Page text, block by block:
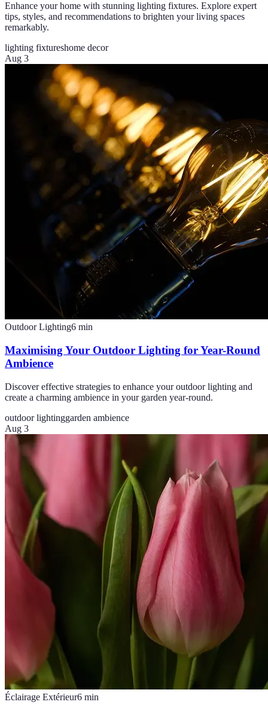
Enhance your home with stunning lighting fixtures. Explore expert
tips, styles, and recommendations to brighten your living spaces
remarkably.
lighting fixtureshome decor
Aug 3
Outdoor Lighting6 min
Maximising Your Outdoor Lighting for Year-Round
Ambience
Discover effective strategies to enhance your outdoor lighting and
create a charming ambience in your garden year-round.
outdoor lightinggarden ambience
Aug 3
Éclairage Extérieur6 min